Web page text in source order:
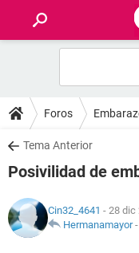
FOROS
SALUD
NUTRICIÓN
Foros
Tema Anterior
Posivilidad de
Cin32_4641 - 28 dic
Hermanamayor-